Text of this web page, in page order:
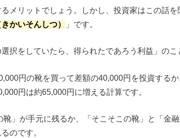
メリットでしょう。しかし、投資家はこの話
かいそんしつ） 」です。
択をしていたら、得られたであろう利益」のこ
円の靴を買って差額の40,000円を投資する
円は約65,000円に増える計算です。
」が手元に残るか、「そこそこの靴」と「金
のです。